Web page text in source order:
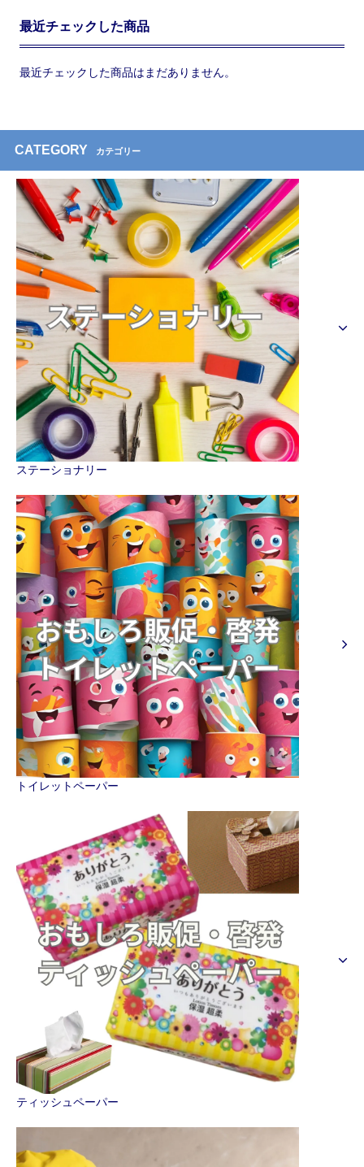
最近チェックした商品
最近チェックした商品はまだありません。
CATEGORY カテゴリー
ステーショナリー
トイレットペーパー
ティッシュペーパー